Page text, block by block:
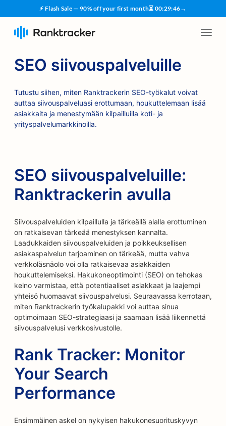
⚡ Flash Sale — 90% off your first month⏳ 00:29:45→
SEO siivouspalveluille
Tutustu siihen, miten Ranktrackerin SEO-työkalut voivat
auttaa siivouspalveluasi erottumaan, houkuttelemaan lisää
asiakkaita ja menestymään kilpailluilla koti- ja
yrityspalvelumarkkinoilla.
SEO siivouspalveluille:
Ranktrackerin avulla
Siivouspalveluiden kilpaillulla ja tärkeällä alalla erottuminen
on ratkaisevan tärkeää menestyksen kannalta.
Laadukkaiden siivouspalveluiden ja poikkeuksellisen
asiakaspalvelun tarjoaminen on tärkeää, mutta vahva
verkkoläsnäolo voi olla ratkaisevaa asiakkaiden
houkuttelemiseksi. Hakukoneoptimointi (SEO) on tehokas
keino varmistaa, että potentiaaliset asiakkaat ja laajempi
yhteisö huomaavat siivouspalvelusi. Seuraavassa kerrotaan,
miten Ranktrackerin työkalupakki voi auttaa sinua
optimoimaan SEO-strategiaasi ja saamaan lisää liikennettä
siivouspalvelusi verkkosivustolle.
Rank Tracker: Monitor
Your Search
Performance
Ensimmäinen askel on nykyisen hakukonesuorituskyvyn